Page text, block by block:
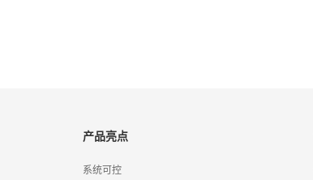
产品亮点
系统可控